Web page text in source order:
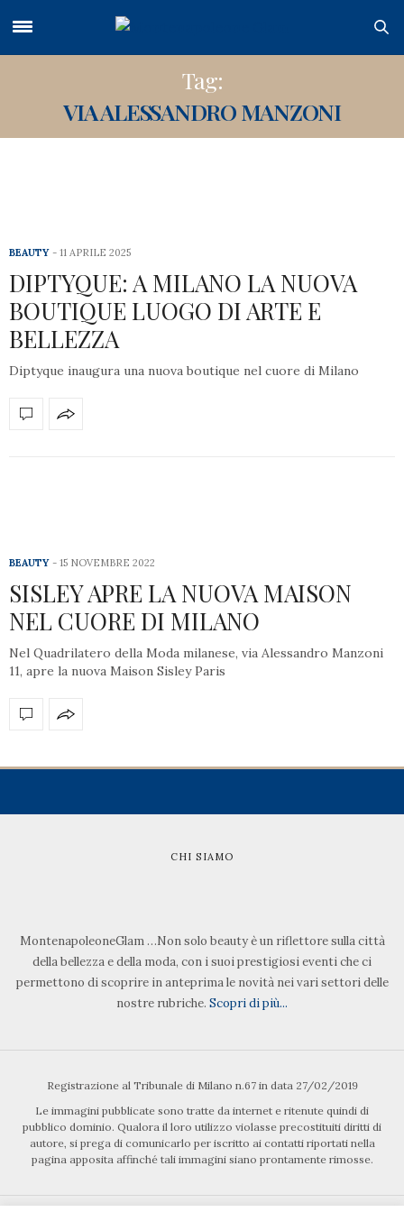
Tag:
VIA ALESSANDRO MANZONI
BEAUTY 11 APRILE 2025
DIPTYQUE: A MILANO LA NUOVA
BOUTIQUE LUOGO DI ARTE E
BELLEZZA
Diptyque inaugura una nuova boutique nel cuore di Milano
BEAUTY 15 NOVEMBRE 2022
SISLEY APRE LA NUOVA MAISON
NEL CUORE DI MILANO
Nel Quadrilatero della Moda milanese, via Alessandro Manzoni
11, apre la nuova Maison Sisley Paris
CHI SIAMO
MontenapoleoneGlam …Non solo beauty è un riflettore sulla città
della bellezza e della moda, con i suoi prestigiosi eventi che ci
permettono di scoprire in anteprima le novità nei vari settori delle
nostre rubriche. Scopri di più...
Registrazione al Tribunale di Milano n.67 in data 27/02/2019
Le immagini pubblicate sono tratte da internet e ritenute quindi di
pubblico dominio. Qualora il loro utilizzo violasse precostituiti diritti di
autore, si prega di comunicarlo per iscritto ai contatti riportati nella
pagina apposita affinché tali immagini siano prontamente rimosse.